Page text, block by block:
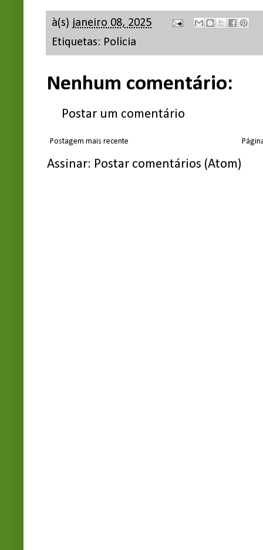
à(s) janeiro 08, 2025
Etiquetas: Polícia
Nenhum comentário:
Postar um comentário
Postagem mais recente
Assinar: Postar comentários (Atom)